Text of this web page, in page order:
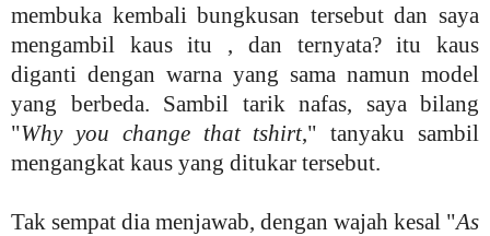
membuka kembali bungkusan tersebut dan saya
mengambil kaus itu , dan ternyata? itu kaus
diganti dengan warna yang sama namun model
yang berbeda. Sambil tarik nafas, saya bilang
"Why you change that tshirt," tanyaku sambil
mengangkat kaus yang ditukar tersebut.
Tak sempat dia menjawab, dengan wajah kesal "As